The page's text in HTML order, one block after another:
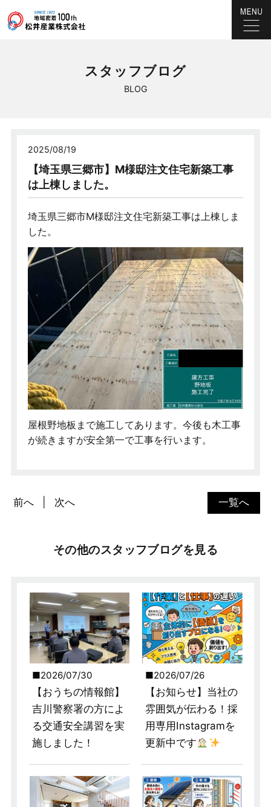
BLOG
スタッフブログ
2025/08/19
【埼玉県三郷市】M様邸注文住宅新築工事
は上棟しました。
埼玉県三郷市M様邸注文住宅新築工事は上棟しま
した。
屋根野地板まで施工してあります。今後も木工事
が続きますが安全第一で工事を行います。
一覧へ
前へ 次へ
その他のスタッフブログを見る
2026/07/30
【おうちの情報館】
吉川警察署の方によ
る交通安全講習を実
施しました！
2026/07/26
【お知らせ】当社の
雰囲気が伝わる！採
用専用Instagramを
更新中です